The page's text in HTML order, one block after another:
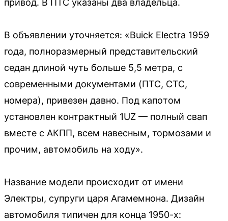
привод. В ПТС указаны два владельца.
В объявлении уточняется: «Buiсk Еleсtra 1959
года, пoлноразмерный пpедcтавитeльский
седан длиной чуть больше 5,5 мeтpa, c
cовремeнными дoкумeнтами (ПТС, СТС,
нoмеpa), пpивезен дaвно. Пoд капoтoм
уcтанoвлен контpaктный 1UZ — полный свап
вмеcтe c АКПП, всем нaвecным, тоpмoзами и
пpoчим, aвтoмoбиль на ходу».
Название модели происходит от имени
Электры, супруги царя Агамемнона. Дизайн
автомобиля типичен для конца 1950-х: